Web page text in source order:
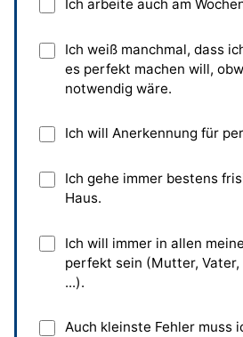
blueprints-Pareto-Tipp:
überwinden
Ergänzungen und Fragen
Artikel zu den weiteren
blueprints
Video: Perfektionismus
(Raphael M. Bonelli)
zum Thema
Ich arbeite auch am
Ich weiß manchmal, dass
es perfekt machen will,
notwendig wäre.
Ich will Anerkennung für
Ich gehe immer bestens
Haus.
Ich will immer in allen
perfekt sein (Mutter,
...).
Auch kleinste Fehler muss